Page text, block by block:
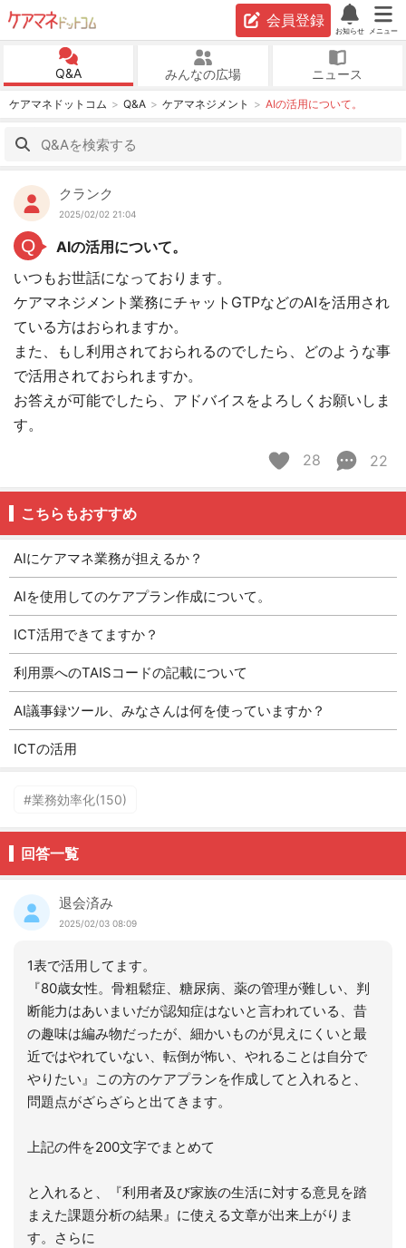
会員登録
お知らせ メニュー
Q&A みんなの広場 ニュース
ケアマネドットコム Q&A ケアマネジメント AIの活用について。
クランク
2025/02/02 21:04
Q
AIの活用について。
いつもお世話になっております。
ケアマネジメント業務にチャットGTPなどのAIを活用され
ている方はおられますか。
また、もし利用されておられるのでしたら、どのような事
で活用されておられますか。
お答えが可能でしたら、アドバイスをよろしくお願いしま
す。
28
22
こちらもおすすめ
AIにケアマネ業務が担えるか？
AIを使用してのケアプラン作成について。
ICT活用できてますか？
利用票へのTAISコードの記載について
AI議事録ツール、みなさんは何を使っていますか？
ICTの活用
#業務効率化(150)
回答一覧
退会済み
2025/02/03 08:09
1表で活用してます。
『80歳女性。骨粗鬆症、糖尿病、薬の管理が難しい、判
断能力はあいまいだが認知症はないと言われている、昔
の趣味は編み物だったが、細かいものが見えにくいと最
近ではやれていない、転倒が怖い、やれることは自分で
やりたい』この方のケアプランを作成してと入れると、
問題点がざらざらと出てきます。
上記の件を200文字でまとめて
と入れると、『利用者及び家族の生活に対する意見を踏
まえた課題分析の結果』に使える文章が出来上がりま
す。さらに